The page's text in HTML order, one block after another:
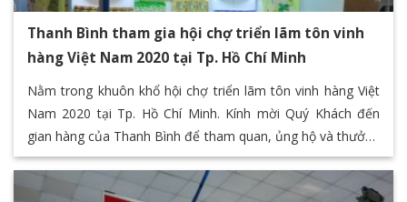
Thanh Bình tham gia hội chợ triển lãm tôn vinh
hàng Việt Nam 2020 tại Tp. Hồ Chí Minh
Nằm trong khuôn khổ hội chợ triển lãm tôn vinh hàng Việt
Nam 2020 tại Tp. Hồ Chí Minh. Kính mời Quý Khách đến
gian hàng của Thanh Bình để tham quan, ủng hộ và thưởng
thức các sản phẩm đặc sản của Bến Tre thông qua chuỗi
các sản phẩm giá trị của Thanh Bình F&B